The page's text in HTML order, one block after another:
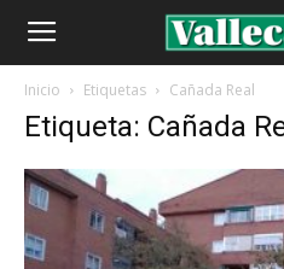
Inicio Etiquetas Cañada Real
Etiqueta: Cañada